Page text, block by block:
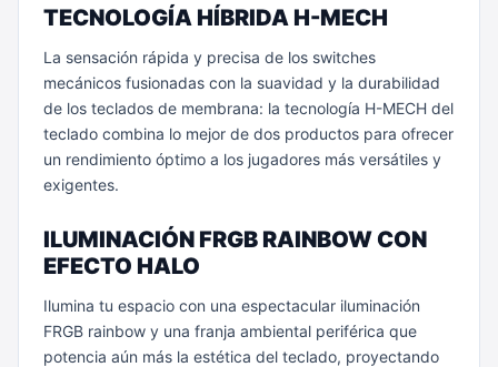
TECNOLOGÍA HÍBRIDA H-MECH
La sensación rápida y precisa de los switches
mecánicos fusionadas con la suavidad y la durabilidad
de los teclados de membrana: la tecnología H-MECH del
teclado combina lo mejor de dos productos para ofrecer
un rendimiento óptimo a los jugadores más versátiles y
exigentes.
ILUMINACIÓN FRGB RAINBOW CON
EFECTO HALO
Ilumina tu espacio con una espectacular iluminación
FRGB rainbow y una franja ambiental periférica que
potencia aún más la estética del teclado, proyectando